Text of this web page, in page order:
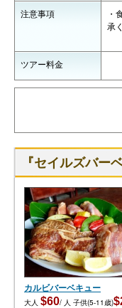
注意事項
・
承
ツアー料金
『セイルズバー
カルビバーベキュー
大人 $60/ 人 子供(5-11歳)